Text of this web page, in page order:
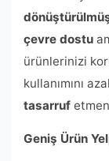
çevre dostu
ürünlerinizi
kullanımını
tasarruf
Geniş Ürün